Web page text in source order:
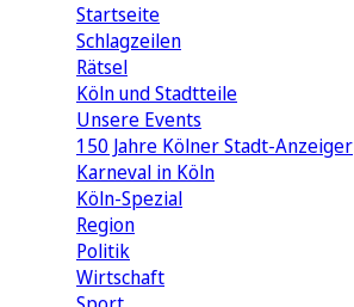
Startseite
Schlagzeilen
Rätsel
Köln und Stadtteile
Unsere Events
150 Jahre Kölner Stadt-Anzeiger
Karneval in Köln
Köln-Spezial
Region
Politik
Wirtschaft